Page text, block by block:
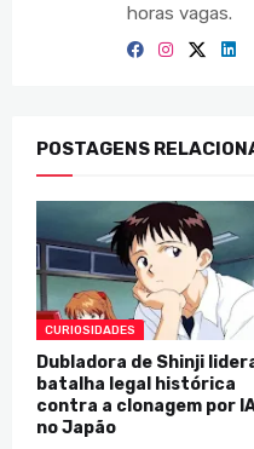
horas vagas.
POSTAGENS
CURIOSIDADES
Dubladora de Shinji
batalha legal histórica
contra a clonagem por
no Japão